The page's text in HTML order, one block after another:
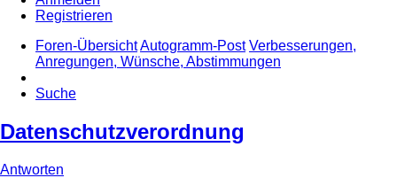
Registrieren
Foren-ÜbersichtAutogramm-Post Verbesserungen,
Anregungen, Wünsche, Abstimmungen
Suche
Datenschutzverordnung
Antworten